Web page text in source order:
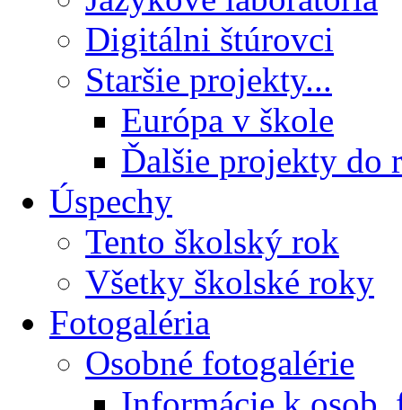
Digitálni štúrovci
Staršie projekty...
Európa v škole
Ďalšie projekty do
Úspechy
Tento školský rok
Všetky školské roky
Fotogaléria
Osobné fotogalérie